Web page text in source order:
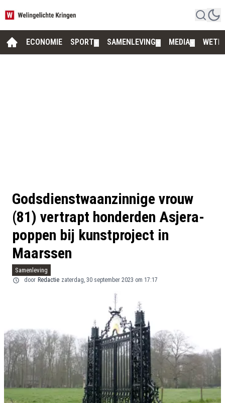
ECONOMIE SPORT SAMENLEVING MEDIA
Godsdienstwaanzinnige vrouw
(81) vertrapt honderden Asjera-
poppen bij kunstproject in
Maarssen
Samenleving
door Redactie zaterdag, 30 september 2023 om 17:17